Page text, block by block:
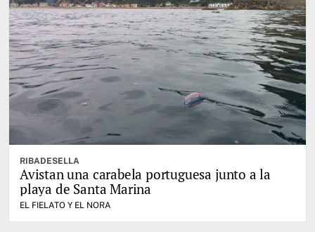
RIBADESELLA
Avistan una carabela portuguesa junto a la
playa de Santa Marina
EL FIELATO Y EL NORA